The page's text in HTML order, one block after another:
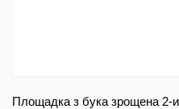
Площадка з бука зрощена 2-